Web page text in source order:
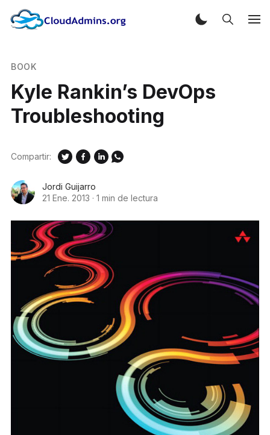
BOOK
Kyle Rankin’s DevOps
Troubleshooting
Jordi Guijarro
21 Ene. 2013 · 1 min de lectura
Compartir: